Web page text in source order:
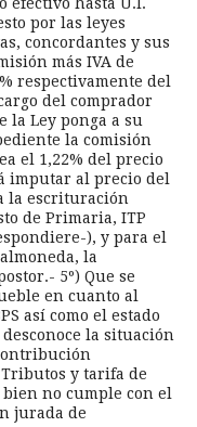
efectivo hasta U.I.
por las leyes
concordantes y sus
más IVA de
respectivamente del
del comprador
la Ley ponga a su
la comisión
el 1,22% del precio
imputar al precio del
la escrituración
de Primaria, ITP
), y para el
la
5º) Que se
en cuanto al
así como el estado
la situación
y tarifa de
bien no cumple con el
jurada de